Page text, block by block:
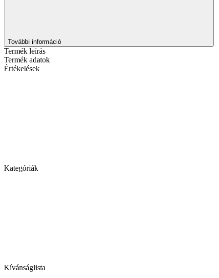
További információ
Termék leírás
Termék adatok
Értékelések
Kategóriák
Kívánságlista